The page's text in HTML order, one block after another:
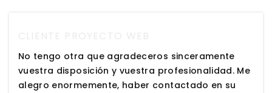
No tengo otra que agradeceros sinceramente
vuestra disposición y vuestra profesionalidad. Me
alegro enormemente, haber contactado en su